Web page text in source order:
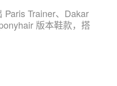
Trainer、Dakar
版本鞋款，搭